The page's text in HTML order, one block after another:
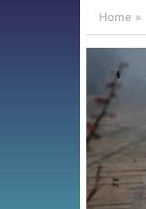
Home